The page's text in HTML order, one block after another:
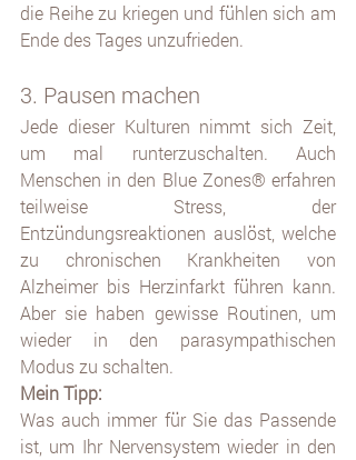
die Reihe zu kriegen und fühlen sich am
Ende des Tages unzufrieden.
3. Pausen machen
Jede dieser Kulturen nimmt sich Zeit,
um mal runterzuschalten. Auch
Menschen in den Blue Zones® erfahren
teilweise Stress, der
Entzündungsreaktionen auslöst, welche
zu chronischen Krankheiten von
Alzheimer bis Herzinfarkt führen kann.
Aber sie haben gewisse Routinen, um
wieder in den parasympathischen
Modus zu schalten.
Mein Tipp:
Was auch immer für Sie das Passende
ist, um Ihr Nervensystem wieder in den